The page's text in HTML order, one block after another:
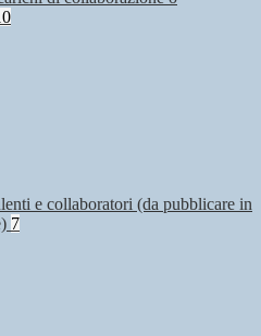
e collaboratori (da pubblicare in
7